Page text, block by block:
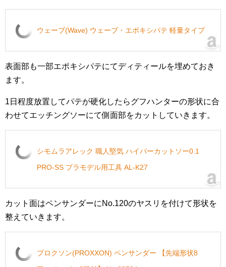
ウェーブ(Wave) ウェーブ・エポキシパテ 軽量タイプ
表面部も一部エポキシパテにてディティールを埋めておき
ます。
1日程度放置してパテが硬化したらグフハンターの形状に合
わせてエッチングソーにて側面部をカットしていきます。
シモムラアレック 職人堅気 ハイパーカットソー0.1
PRO-SS プラモデル用工具 AL-K27
カット面はペンサンダーにNo.120のヤスリを付けて形状を
整えていきます。
プロクソン(PROXXON) ペンサンダー 【先端形状8